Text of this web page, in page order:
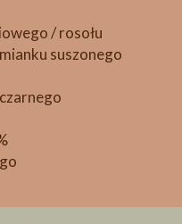
/ rosołu
suszonego